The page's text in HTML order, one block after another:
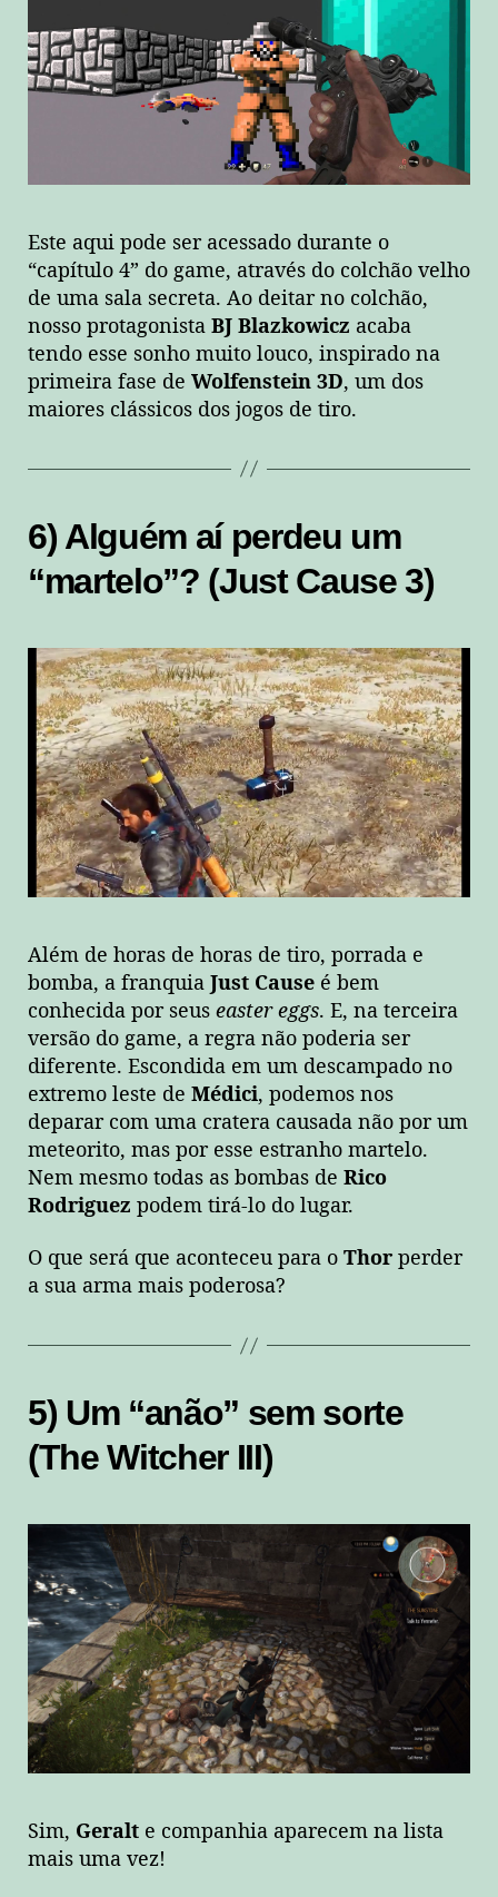
Este aqui pode ser acessado durante o
“capítulo 4” do game, através do colchão velho
de uma sala secreta. Ao deitar no colchão,
nosso protagonista BJ Blazkowicz acaba
tendo esse sonho muito louco, inspirado na
primeira fase de Wolfenstein 3D, um dos
maiores clássicos dos jogos de tiro.
6) Alguém aí perdeu um
“martelo”? (Just Cause 3)
Além de horas de horas de tiro, porrada e
bomba, a franquia Just Cause é bem
conhecida por seus easter eggs. E, na terceira
versão do game, a regra não poderia ser
diferente. Escondida em um descampado no
extremo leste de Médici, podemos nos
deparar com uma cratera causada não por um
meteorito, mas por esse estranho martelo.
Nem mesmo todas as bombas de Rico
Rodriguez podem tirá-lo do lugar.
O que será que aconteceu para o Thor perder
a sua arma mais poderosa?
5) Um “anão” sem sorte
(The Witcher III)
Sim, Geralt e companhia aparecem na lista
mais uma vez!